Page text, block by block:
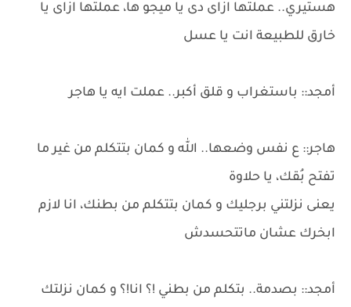
هستيري.. عملتها ازاى دى يا ميجو ها، عملتها ازاى يا
خارق للطبيعة انت يا عسل
أمجد:: باستغراب و قلق أكبر.. عملت ايه يا هاجر
هاجر:: ع نفس وضعها.. الله و كمان بتتكلم من غير ما
تفتح بُقك، يا حلاوة
يعنى نزلتني برجليك و كمان بتتكلم من بطنك، انا لازم
ابخرك عشان ماتتحسدش
أمجد:: بصدمة.. بتكلم من بطني !؟ انا!؟ و كمان نزلتك